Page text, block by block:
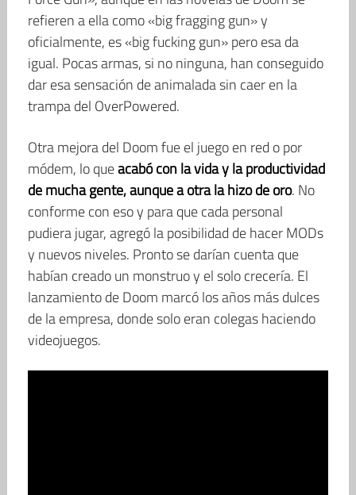
refieren a ella como «big fragging gun» y
oficialmente, es «big fucking gun» pero esa da
igual. Pocas armas, si no ninguna, han conseguido
dar esa sensación de animalada sin caer en la
trampa del OverPowered.
Otra mejora del Doom fue el juego en red o por
módem, lo queacabó con la vida y la productividad
de mucha gente, aunque a otra la hizo de oro. No
conforme con eso y para que cada personal
pudiera jugar, agregó la posibilidad de hacer MODs
y nuevos niveles. Pronto se darían cuenta que
habían creado un monstruo y el solo crecería. El
lanzamiento de Doom marcó los años más dulces
de la empresa, donde solo eran colegas haciendo
videojuegos.